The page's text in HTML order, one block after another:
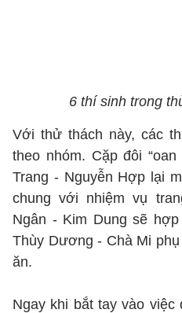
6 thí sinh trong
Với thử thách này, các
theo nhóm. Cặp đôi
Trang - Nguyễn Hợp lại
chung với nhiệm vụ
Ngân - Kim Dung sẽ
Thùy Dương - Chà Mi
ăn.
Ngay khi bắt tay vào